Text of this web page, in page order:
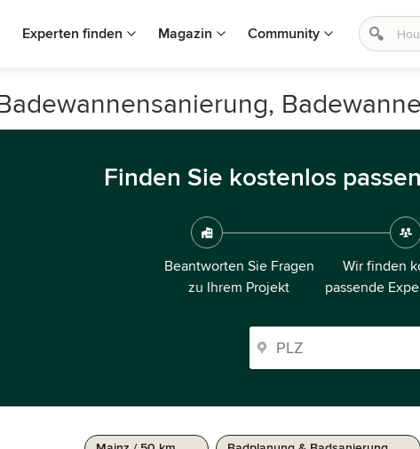
Experten finden Magazin Community
Finden Sie kostenlos
Beantworten Sie Fragen
zu Ihrem Projekt
Wir finden
passende